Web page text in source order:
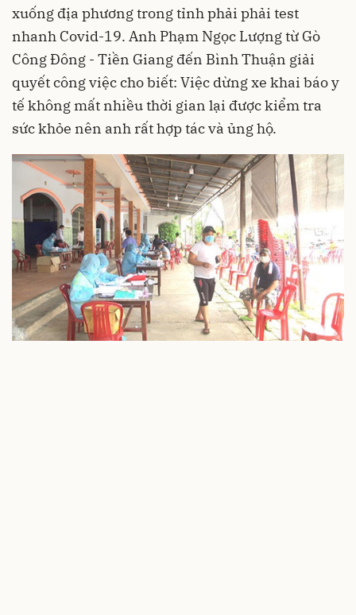
xuống địa phương trong tỉnh phải phải test
nhanh Covid-19. Anh Phạm Ngọc Lượng từ Gò
Công Đông - Tiền Giang đến Bình Thuận giải
quyết công việc cho biết: Việc dừng xe khai báo y
tế không mất nhiều thời gian lại được kiểm tra
sức khỏe nên anh rất hợp tác và ủng hộ.